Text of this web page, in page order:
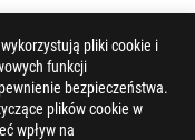
wykorzystują pliki cookie i
funkcji
bezpieczeństwa.
plików cookie w
wpływ na